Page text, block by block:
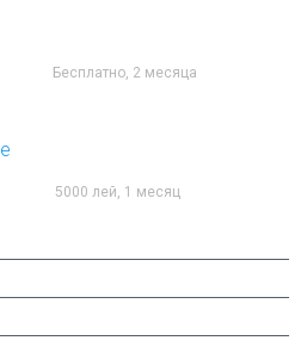
Бесплатно, 2 месяца
5000 лей, 1 месяц